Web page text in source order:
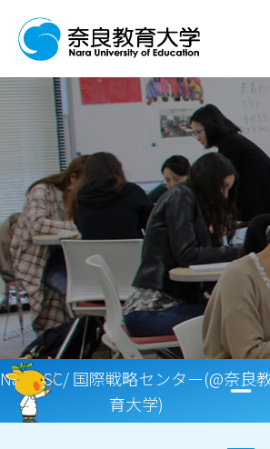
Nara ISC/ 国際戦略センター(@奈良
育大学)